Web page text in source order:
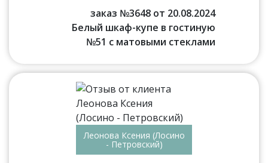
заказ №3648 от 20.08.2024
Белый шкаф-купе в гостиную
№51 с матовыми стеклами
Леонова Ксения (Лосино
- Петровский)